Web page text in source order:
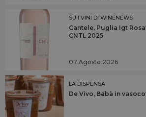
SU I VINI DI WINENEWS
Cantele, Puglia Igt
CNTL 2025
07 Agosto 2026
LA DISPENSA
De Vivo, Babà in